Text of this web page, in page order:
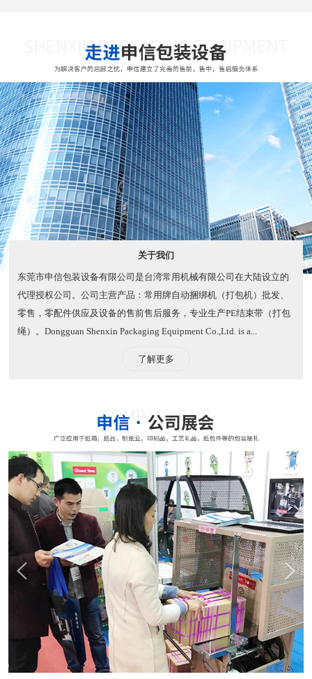
关于我们
东莞市申信包装设备有限公司是台湾常用机械有限公司在大陆设立的
代理授权公司。公司主营产品：常用牌自动捆绑机（打包机）批发、
零售，零配件供应及设备的售前售后服务，专业生产PE结束带（打包
绳）。​ Dongguan Shenxin Packaging Equipment Co.,Ltd. is a...
了解更多